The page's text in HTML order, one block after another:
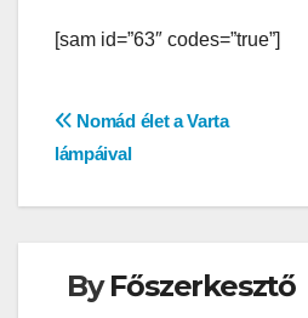
[sam id=”63″ codes=”true”]
Bejegyzés
navigáció
Nomád élet a Varta
lámpáival
ByFőszerkesztő